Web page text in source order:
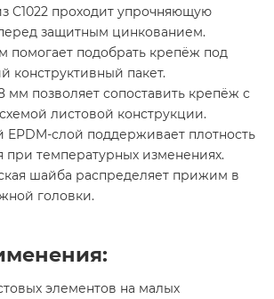
C1022 проходит упрочняющую
защитным цинкованием.
помогает подобрать крепёж под
конструктивный пакет.
мм позволяет сопоставить крепёж с
листовой конструкции.
EPDM-слой поддерживает плотность
при температурных изменениях.
шайба распределяет прижим в
головки.
элементов на малых